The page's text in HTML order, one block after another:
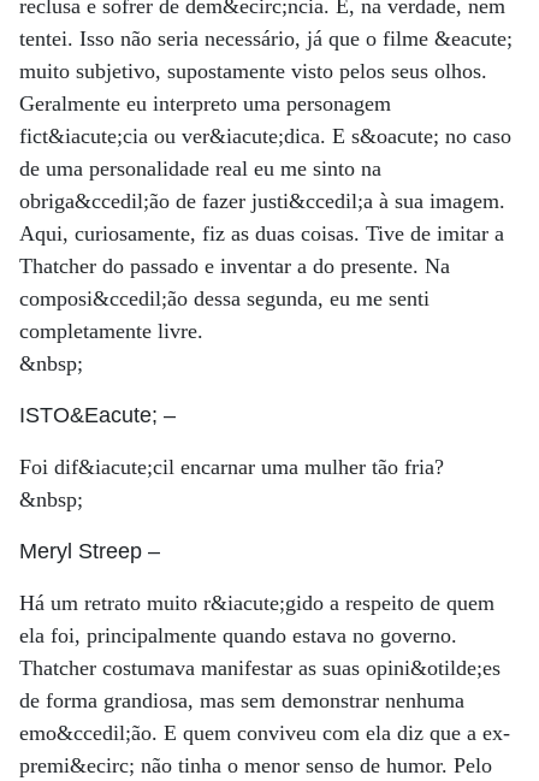
reclusa e sofrer de dem&ecirc;ncia. E, na verdade, nem
tentei. Isso não seria necessário, já que o filme &eacute;
muito subjetivo, supostamente visto pelos seus olhos.
Geralmente eu interpreto uma personagem
fict&iacute;cia ou ver&iacute;dica. E s&oacute; no caso
de uma personalidade real eu me sinto na
obriga&ccedil;ão de fazer justi&ccedil;a à sua imagem.
Aqui, curiosamente, fiz as duas coisas. Tive de imitar a
Thatcher do passado e inventar a do presente. Na
composi&ccedil;ão dessa segunda, eu me senti
completamente livre.
&nbsp;
ISTO&Eacute; –
Foi dif&iacute;cil encarnar uma mulher tão fria?
&nbsp;
Meryl Streep –
Há um retrato muito r&iacute;gido a respeito de quem
ela foi, principalmente quando estava no governo.
Thatcher costumava manifestar as suas opini&otilde;es
de forma grandiosa, mas sem demonstrar nenhuma
emo&ccedil;ão. E quem conviveu com ela diz que a ex-
premi&ecirc; não tinha o menor senso de humor. Pelo